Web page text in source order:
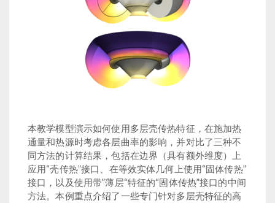
本教学模型演示如何使用多层壳传热特征，在施加热
通量和热源时考虑各层曲率的影响，并对比了三种不
同方法的计算结果，包括在边界（具有额外维度）上
应用“壳传热”接口、在等效实体几何上使用“固体传热”
接口，以及使用带”薄层“特征的“固体传热”接口的中间
方法。本例重点介绍了一些专门针对多层壳特征的高